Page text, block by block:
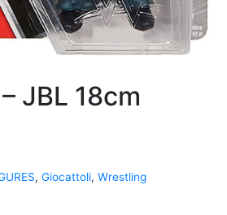
JBL 18cm
, Giocattoli, Wrestling